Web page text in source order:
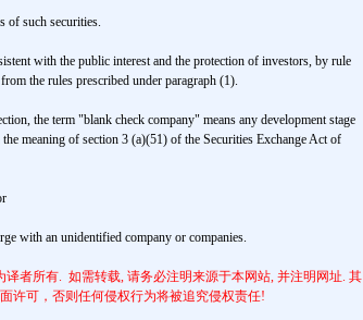
of such securities.
with the public interest and the protection of investors, by rule
the rules prescribed under paragraph (1).
the term "blank check company" means any development stage
meaning of section 3 (a)(51) of the Securities Exchange Act of
with an unidentified company or companies.
者所有. 如需转载, 请务必注明来源于本网站, 并注明网址. 其
许可，否则任何侵权行为将被追究侵权责任!